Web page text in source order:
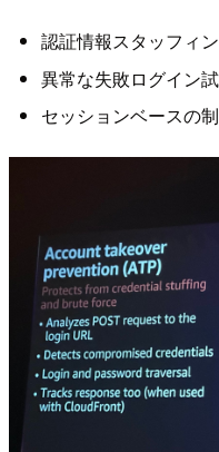
認証情報スタッフィ
異常な失敗ログイン
セッションベースの